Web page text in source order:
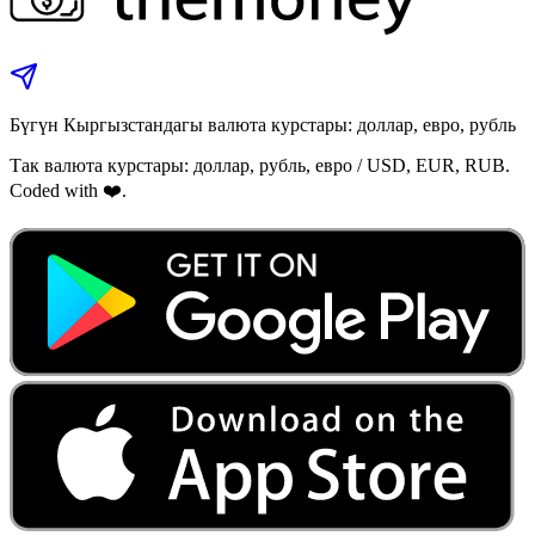
Бүгүн Кыргызстандагы валюта курстары: доллар, евро, рубль
Так валюта курстары: доллар, рубль, евро / USD, EUR, RUB.
Coded with ❤️.